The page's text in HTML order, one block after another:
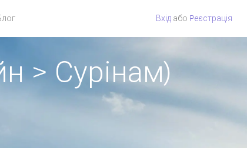
Вхід або Pеєстрація
> Сурінам)